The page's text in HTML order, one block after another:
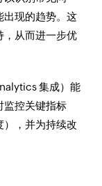
出现的趋势。这
，从而进一步优
集成）能
监控关键指标
），并为持续改